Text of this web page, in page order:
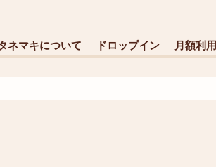
ネマキについて ドロップイン 月額利用